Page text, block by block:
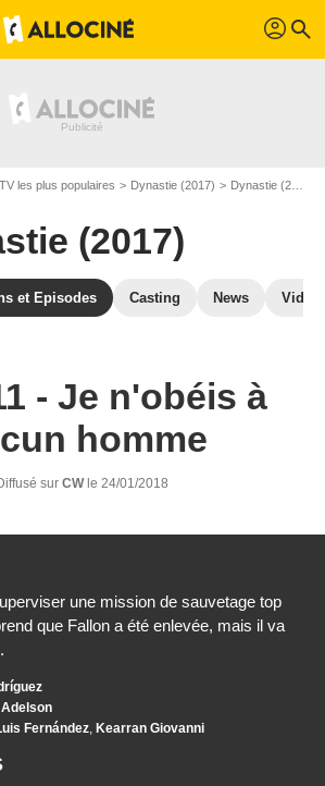
profil search
les plus populaires Dynastie (2017) Dynastie (2017) S01
(2017)
et Episodes Casting News
- Je n'obéis à
homme
sur CWle 24/01/2018
une mission de sauvetage top
que Fallon a été enlevée, mais il va
Fernández Kearran Giovanni